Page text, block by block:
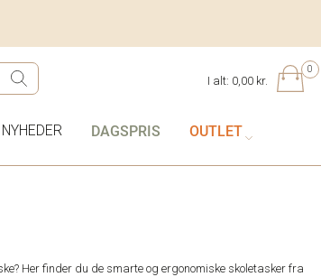
0
I alt: 0,00 kr.
NYHEDER DAGSPRIS OUTLET
Her finder du de smarte og ergonomiske skoletasker fra